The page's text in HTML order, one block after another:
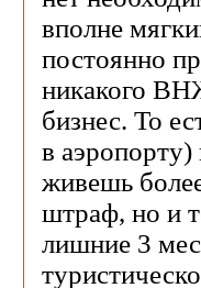
вполне
постоянно
никакого
бизнес. То
в
живешь
штраф, но и
лишние 3